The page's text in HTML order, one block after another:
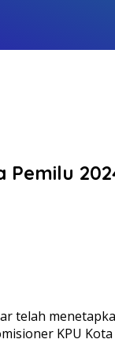
Pemilu
telah
KPU